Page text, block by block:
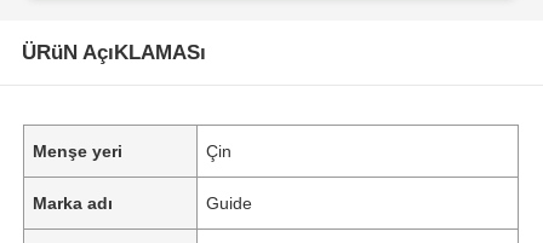
ÜRüN AçıKLAMASı
Menşe yeri Çin
Marka adı Guide